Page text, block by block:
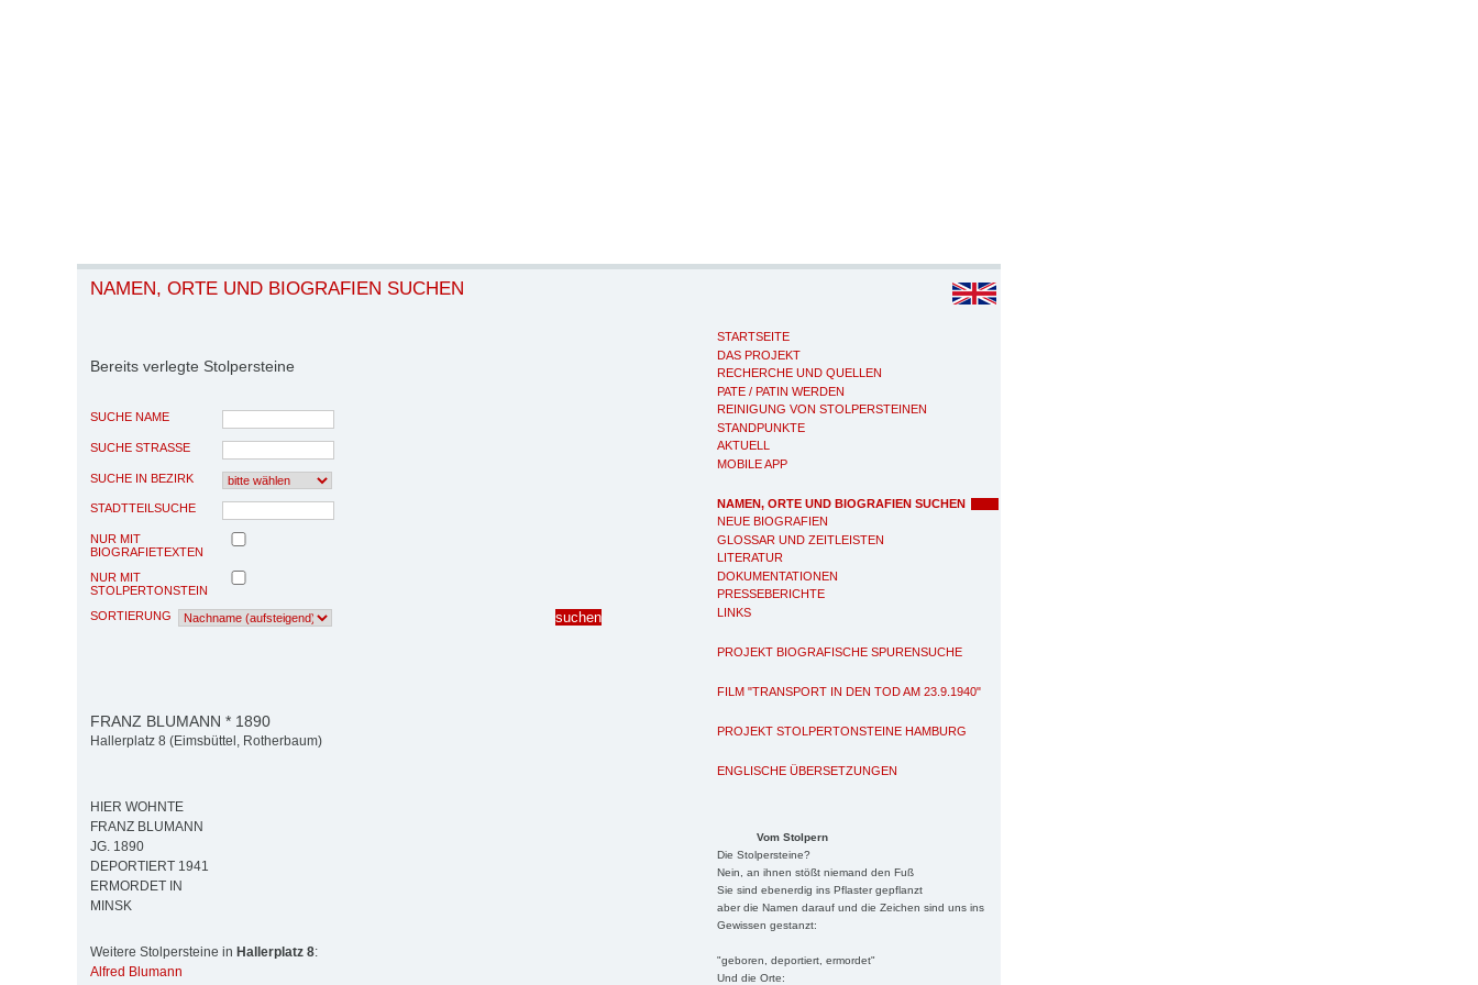
STARTSEITE
DAS PROJEKT
RECHERCHE UND QUELLEN
PATE / PATIN WERDEN
REINIGUNG VON STOLPERSTEINEN
STANDPUNKTE
AKTUELL
MOBILE APP
NAMEN, ORTE UND BIOGRAFIEN SUCHEN
NEUE BIOGRAFIEN
GLOSSAR UND ZEITLEISTEN
LITERATUR
DOKUMENTATIONEN
PRESSEBERICHTE
LINKS
PROJEKT BIOGRAFISCHE SPURENSUCHE
FILM "TRANSPORT IN DEN TOD AM 23.9.1940"
PROJEKT STOLPERTONSTEINE HAMBURG
ENGLISCHE ÜBERSETZUNGEN
Vom Stolpern
Die Stolpersteine?
Nein, an ihnen stößt niemand den Fuß
Sie sind ebenerdig ins Pflaster gepflanzt
aber die Namen darauf und die Zeichen sind uns ins
Gewissen gestanzt:
"geboren, deportiert, ermordet"
Und die Orte:
NAMEN, ORTE UND BIOGRAFIEN SUCHEN
Bereits verlegte Stolpersteine
SUCHE NAME
SUCHE STRASSE
SUCHE IN BEZIRK
STADTTEILSUCHE
NUR MIT
BIOGRAFIETEXTEN
NUR MIT
STOLPERTONSTEIN
SORTIERUNG
FRANZ BLUMANN * 1890
Hallerplatz 8 (Eimsbüttel, Rotherbaum)
HIER WOHNTE
FRANZ BLUMANN
JG. 1890
DEPORTIERT 1941
ERMORDET IN
MINSK
Weitere Stolpersteine in Hallerplatz 8:
Alfred Blumann